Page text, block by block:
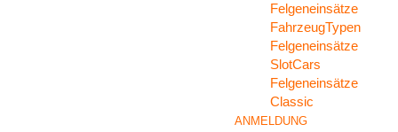
Felgeneinsätze
FahrzeugTypen
Felgeneinsätze
SlotCars
Felgeneinsätze
Classic
ANMELDUNG